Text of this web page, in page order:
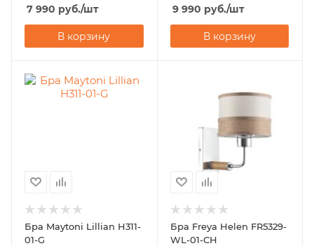
7 990 руб./шт
В корзину
9 990 руб./шт
В корзину
Бра Maytoni Lillian H311-
01-G
Бра Freya Helen FR5329-
WL-01-CH